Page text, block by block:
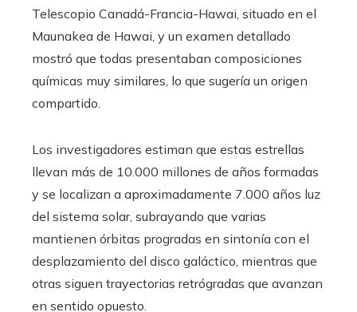
Telescopio Canadá-Francia-Hawai, situado en el
Maunakea de Hawai, y un examen detallado
mostró que todas presentaban composiciones
químicas muy similares, lo que sugería un origen
compartido.
Los investigadores estiman que estas estrellas
llevan más de 10.000 millones de años formadas
y se localizan a aproximadamente 7.000 años luz
del sistema solar, subrayando que varias
mantienen órbitas progradas en sintonía con el
desplazamiento del disco galáctico, mientras que
otras siguen trayectorias retrógradas que avanzan
en sentido opuesto.